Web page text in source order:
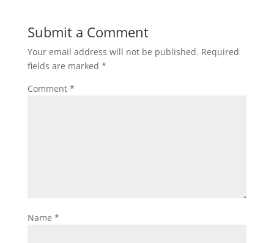
b
o
o
k
A
p
p
Submit a Comment
Your email address will not be published. Required
fields are marked *
Comment *
Name *